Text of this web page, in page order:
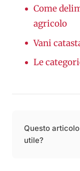
Come
agricolo
Vani
Le
Questo
utile?